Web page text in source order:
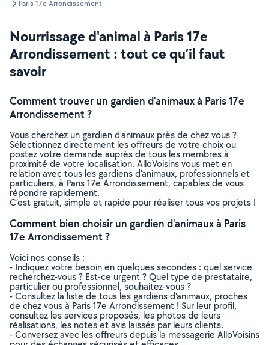
Paris 17e Arrondissement
Nourrissage d'animal à Paris 17e
Arrondissement : tout ce qu’il faut
savoir
Comment trouver un gardien d'animaux à Paris 17e
Arrondissement ?
Vous cherchez un gardien d'animaux près de chez vous ?
Sélectionnez directement les offreurs de votre choix ou
postez votre demande auprès de tous les membres à
proximité de votre localisation. AlloVoisins vous met en
relation avec tous les gardiens d'animaux, professionnels et
particuliers, à Paris 17e Arrondissement, capables de vous
répondre rapidement.
C’est gratuit, simple et rapide pour réaliser tous vos projets !
Comment bien choisir un gardien d'animaux à Paris
17e Arrondissement ?
Voici nos conseils :
- Indiquez votre besoin en quelques secondes : quel service
recherchez-vous ? Est-ce urgent ? Quel type de prestataire,
particulier ou professionnel, souhaitez-vous ?
- Consultez la liste de tous les gardiens d'animaux, proches
de chez vous à Paris 17e Arrondissement ! Sur leur profil,
consultez les services proposés, les photos de leurs
réalisations, les notes et avis laissés par leurs clients.
- Conversez avec les offreurs depuis la messagerie AlloVoisins